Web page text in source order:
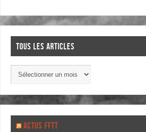
TOUS LES ARTICLES
ACTUS FFTT